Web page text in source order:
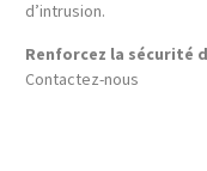
d’intrusion.
Renforcez la sécurité
Contactez-nous